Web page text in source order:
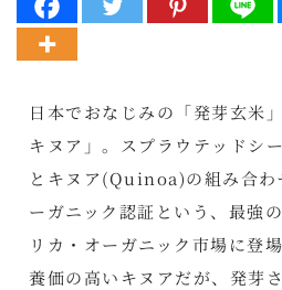
日本でおなじみの「発芽玄米
キヌア」。スプラウテッド
とキヌア(Quinoa)の組み合わ
ーガニック認証という、最強
リカ・オーガニック市場に登
養価の高いキヌアだが、発芽